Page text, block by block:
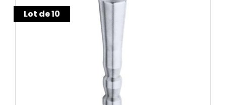
Lot de 10